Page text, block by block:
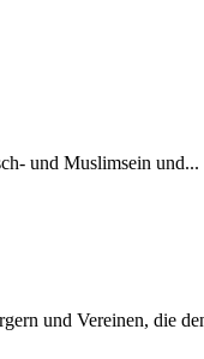
und Muslimsein und...
und Vereinen, die